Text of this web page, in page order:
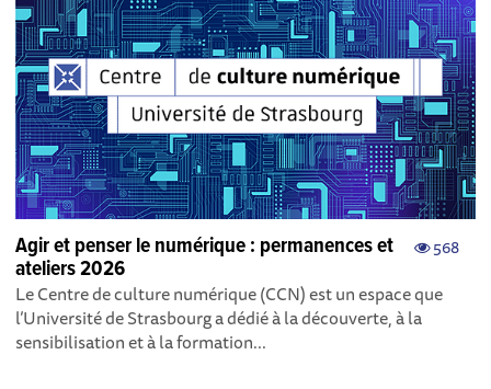
568
Agir et penser le numérique : permanences et
ateliers 2026
Le Centre de culture numérique (CCN) est un espace que
l’Université de Strasbourg a dédié à la découverte, à la
sensibilisation et à la formation...